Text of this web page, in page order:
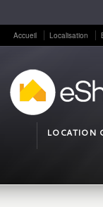
Accueil Localisation
LOCATION